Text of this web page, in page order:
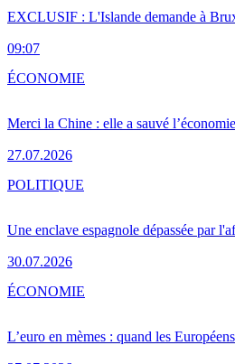
EXCLUSIF : L'Islande demande à
09:07
Merci la Chine : elle a sauvé
27.07.2026
ÉCONOMIE
Une enclave espagnole dépassée par
30.07.2026
POLITIQUE
L’euro en mèmes : quand les
ÉCONOMIE